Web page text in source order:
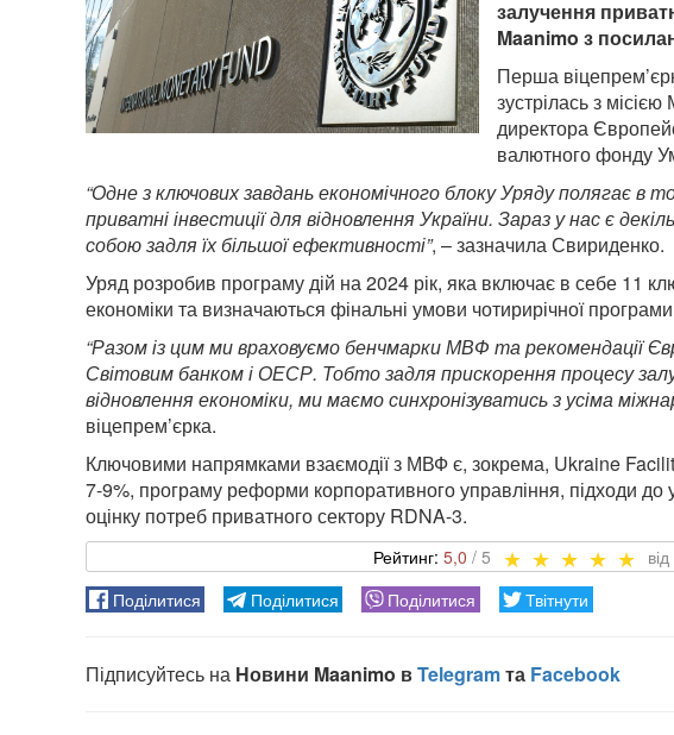
залучення
Maanimo з
Перша
зустрілась з
директора
валютного фонду
“Одне з ключових завдань економічного блоку Уряду полягає
приватні інвестиції для відновлення України. Зараз у нас є
собою задля їх більшої ефективності”, – зазначила Свириденко.
Уряд розробив програму дій на 2024 рік, яка включає в себе 11
економіки та визначаються фінальні умови чотирирічної
“Разом із цим ми враховуємо бенчмарки МВФ та рекомендації
Світовим банком і ОЕСР. Тобто задля прискорення процесу
відновлення економіки, ми маємо синхронізуватись з усіма
віцепрем’єрка.
Ключовими напрямками взаємодії з МВФ є, зокрема, Ukraine
7-9%, програму реформи корпоративного управління, підходи до
оцінку потреб приватного сектору RDNA-3.
5,0